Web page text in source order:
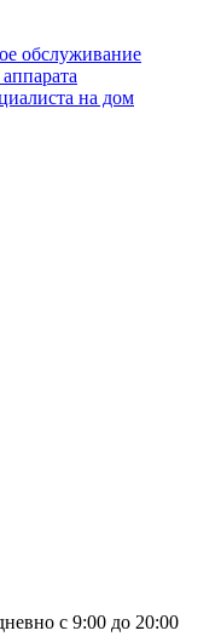
обслуживание
на дом
с 9:00 до 20:00